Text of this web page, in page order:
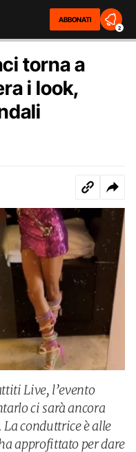
ABBONATI
2
torna a
i look,
Live, l’evento
ci sarà ancora
conduttrice è alle
approfittato per dare